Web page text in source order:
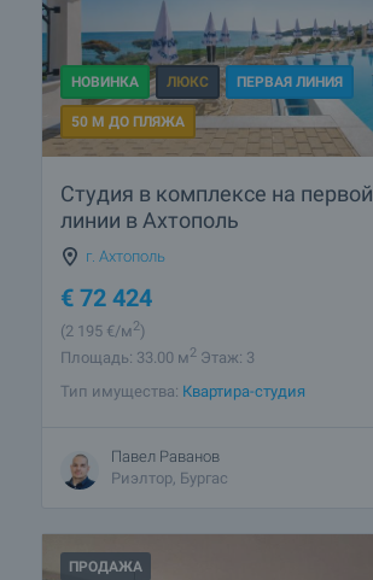
НОВИНКА ЛЮКС ПЕРВАЯ ЛИНИЯ
50 М ДО ПЛЯЖА
Студия в комплексе на первой
линии в Ахтополь
г. Ахтополь
€ 72 424
(2 195 €/м2)
Площадь: 33.00 м2 Этаж: 3
Тип имущества: Квартира-студия
Павел Раванов
Риэлтор, Бургас
ПРОДАЖА